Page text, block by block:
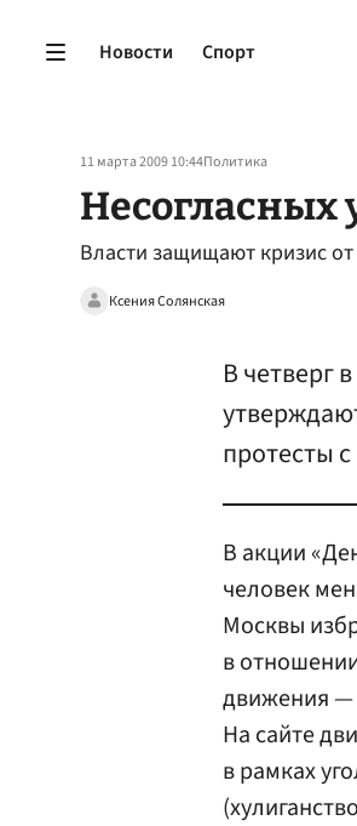
Новости Спорт
11 марта 2009 10:44Политика
Несогласных
Власти защищают кризис от
Ксения Солянская
В четверг
протесты
В акции
человек
Москвы
в
движения —
На сайте
в рамках